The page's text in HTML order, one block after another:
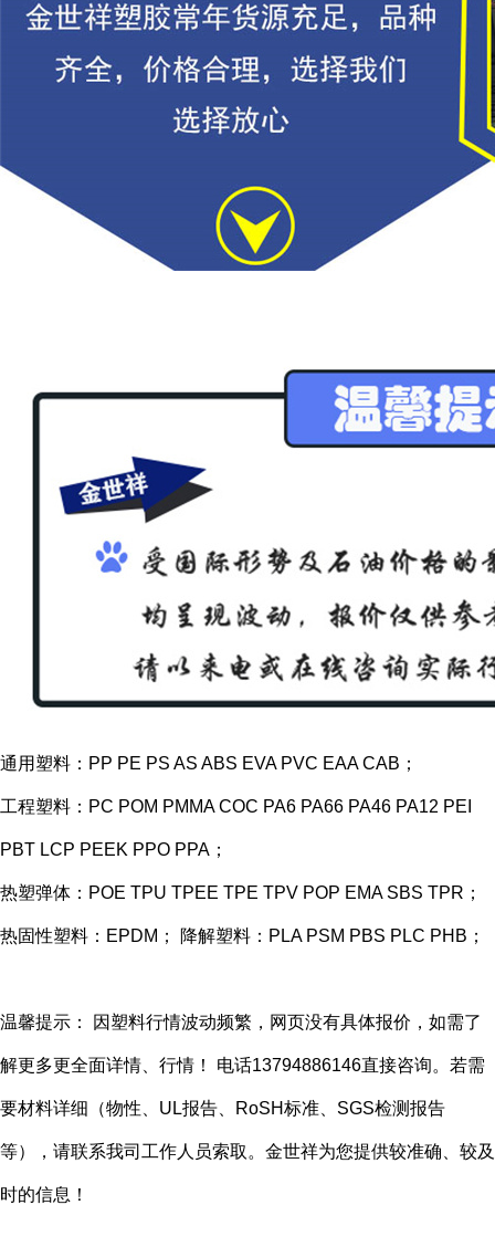
通用塑料：PP PE PS AS ABS EVA PVC EAA CAB；
工程塑料：PC POM PMMA COC PA6 PA66 PA46 PA12 PEI
PBT LCP PEEK PPO PPA；
热塑弹体：POE TPU TPEE TPE TPV POP EMA SBS TPR；
热固性塑料：EPDM； 降解塑料：PLA PSM PBS PLC PHB；
温馨提示： 因塑料行情波动频繁，网页没有具体报价，如需了
解更多更全面详情、行情！ 电话13794886146直接咨询。若需
要材料详细（物性、UL报告、RoSH标准、SGS检测报告
等），请联系我司工作人员索取。金世祥为您提供较准确、较及
时的信息！